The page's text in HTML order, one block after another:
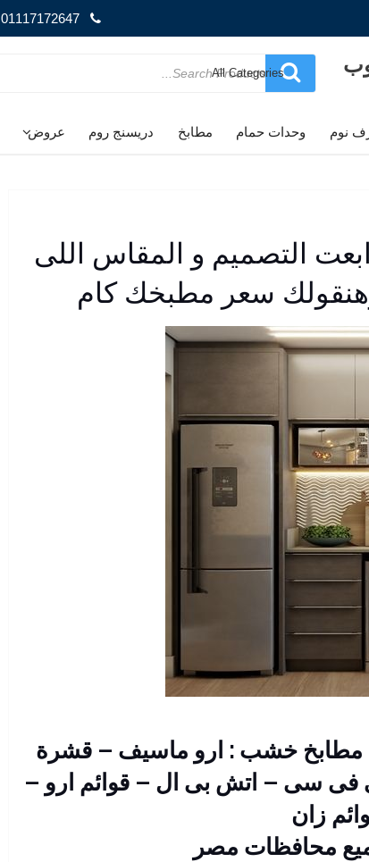
01117172647
Search
for
نوم وحدات حمام مطابخ دريسنج روم عروض
التصميم و المقاس اللى
سعر مطبخك كام
مطابخ خشب : ارو ماسيف – قشرة
فى سى – اتش بى ال – قوائم ارو –
زان
محافظات مصر